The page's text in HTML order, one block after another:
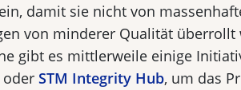
damit sie nicht von
von minderer Qualität überrollt
gibt es mittlerweile einige
oder STM Integrity Hub, um das